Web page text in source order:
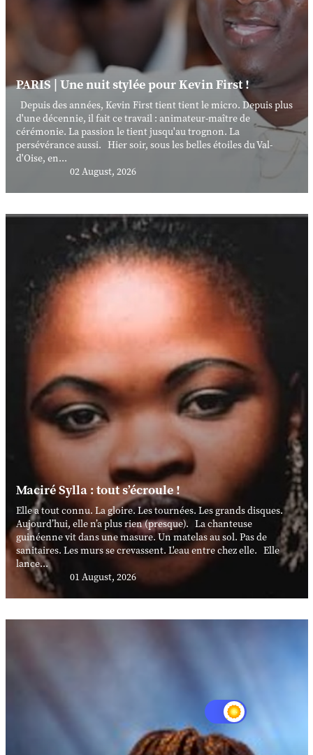
PARIS | Une nuit stylée pour Kevin First !
Depuis des années, Kevin First tient tient le micro. Depuis plus
d'une décennie, il fait ce travail : animateur-maître de
cérémonie. La passion le tient jusqu'au trognon. La
persévérance aussi. Hier soir, sous les belles étoiles du Val-
d'Oise, en...
02 August, 2026
Maciré Sylla : tout s’écroule !
Elle a tout connu. La gloire. Les tournées. Les grands disques.
Aujourd’hui, elle n’a plus rien (presque). La chanteuse
guinéenne vit dans une masure. Un matelas au sol. Pas de
sanitaires. Les murs se crevassent. L'eau entre chez elle. Elle
lance...
01 August, 2026